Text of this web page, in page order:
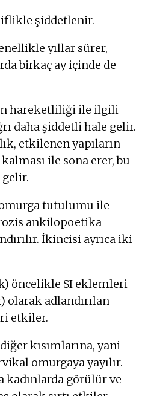
şiddetlenir.
yıllar sürer,
birkaç ay içinde de
hareketliliği ile ilgili
daha şiddetli hale gelir.
etkilenen yapıların
ile sona erer, bu
gelir.
omurga tutulumu ile
ankilopoetika
İkincisi ayrıca iki
öncelikle SI eklemleri
adlandırılan
etkiler.
kısımlarına, yani
omurgaya yayılır.
görülür ve